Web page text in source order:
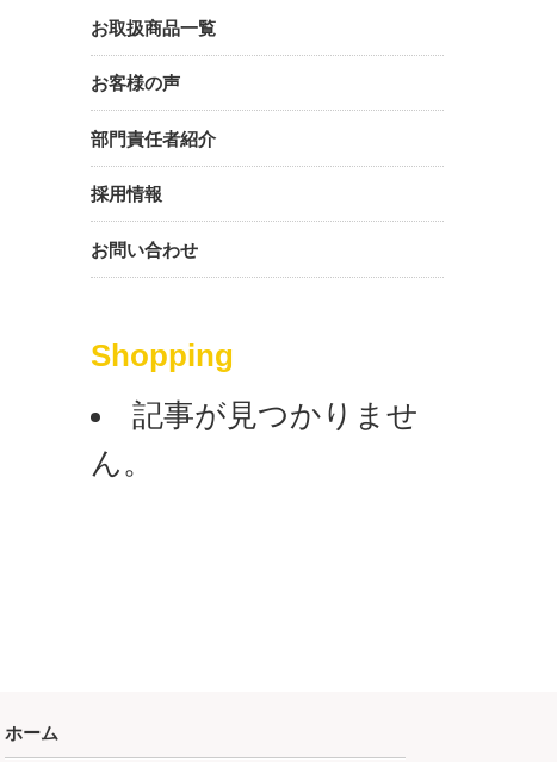
お取扱商品一覧
お客様の声
部門責任者紹介
採用情報
お問い合わせ
Shopping
記事が見つかりませ
ん。
ホーム